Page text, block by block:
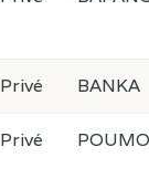
Privé BANKA
Privé